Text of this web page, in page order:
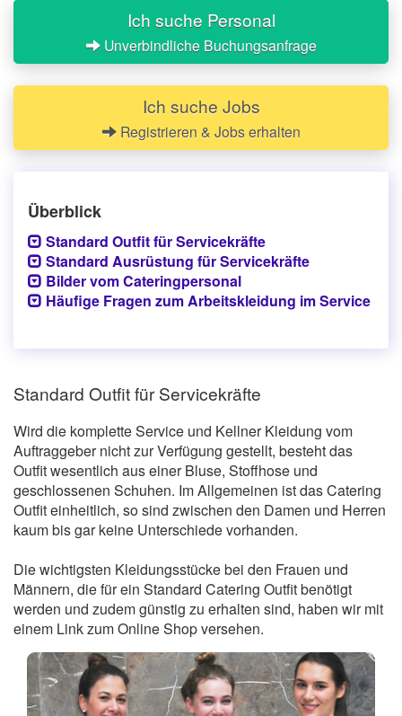
Ich suche Personal
Unverbindliche Buchungsanfrage
Ich suche Jobs
Registrieren & Jobs erhalten
Überblick
Standard Outfit für Servicekräfte
Standard Ausrüstung für Servicekräfte
Bilder vom Cateringpersonal
Häufige Fragen zum Arbeitskleidung im Service
Standard Outfit für Servicekräfte
Wird die komplette Service und Kellner Kleidung vom
Auftraggeber nicht zur Verfügung gestellt, besteht das
Outfit wesentlich aus einer Bluse, Stoffhose und
geschlossenen Schuhen. Im Allgemeinen ist das Catering
Outfit einheitlich, so sind zwischen den Damen und Herren
kaum bis gar keine Unterschiede vorhanden.
Die wichtigsten Kleidungsstücke bei den Frauen und
Männern, die für ein Standard Catering Outfit benötigt
werden und zudem günstig zu erhalten sind, haben wir mit
einem Link zum Online Shop versehen.